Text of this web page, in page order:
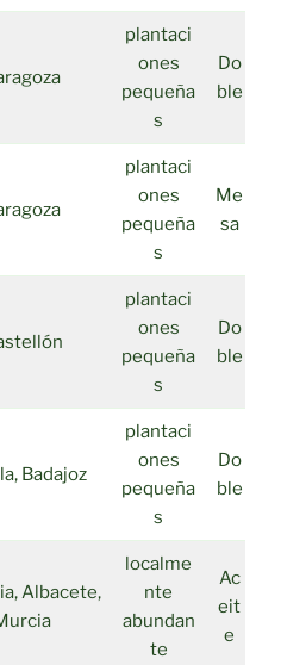
plantaci
ones
pequeña
s
Do
ble
plantaci
ones
pequeña
s
Me
sa
plantaci
ones
pequeña
s
Do
ble
Badajoz
plantaci
ones
pequeña
s
Do
ble
Albacete,
localme
nte
abundan
te
Ac
eit
e